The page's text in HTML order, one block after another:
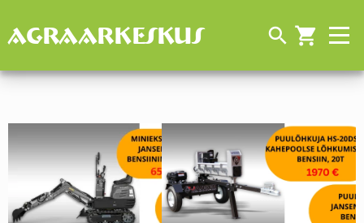
AGRAARKESKUS search shopping_cart